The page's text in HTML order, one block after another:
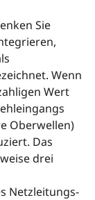
Sie
Wenn
Wert
Oberwellen)
Das
drei
Netzleitungs-